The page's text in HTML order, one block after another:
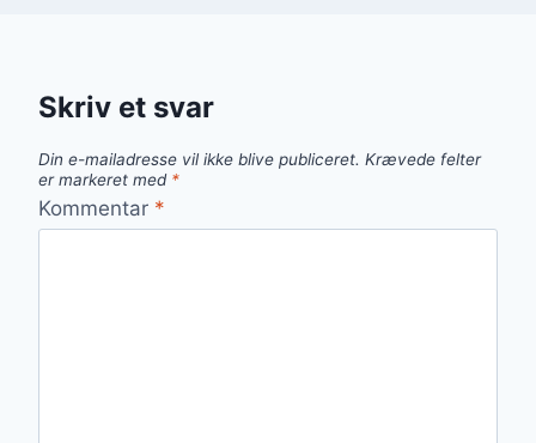
Skriv et svar
Din e-mailadresse vil ikke blive publiceret. Krævede felter
er markeret med *
Kommentar *